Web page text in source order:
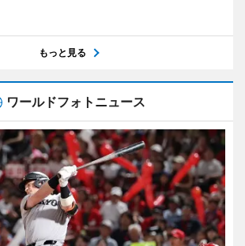
もっと見る
ワールドフォトニュース